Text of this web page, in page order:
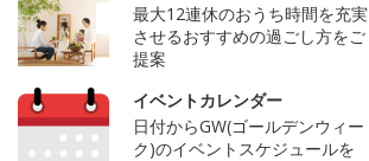
最大12連休のおうち時間を充実
させるおすすめの過ごし方をご
提案
イベントカレンダー
日付からGW(ゴールデンウィー
ク)のイベントスケジュールを